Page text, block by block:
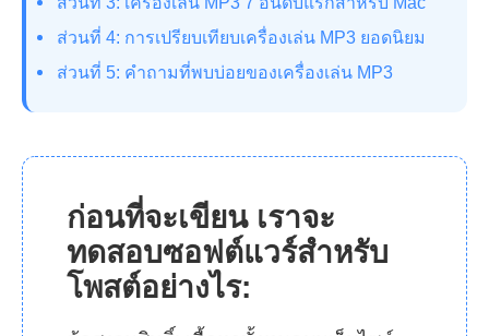
ส่วนที่ 4: การเปรียบเทียบเครื่องเล่น MP3 ยอดนิยม
ส่วนที่ 5: คำถามที่พบบ่อยของเครื่องเล่น MP3
ก่อนที่จะเขียน เราจะ
ทดสอบซอฟต์แวร์สำหรับ
โพสต์อย่างไร: